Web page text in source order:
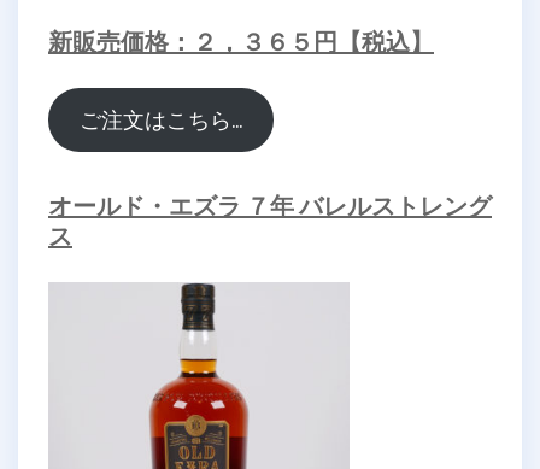
新販売価格：２，３６５円【税込】
ご注文はこちら…
オールド・エズラ ７年 バレルストレング
ス